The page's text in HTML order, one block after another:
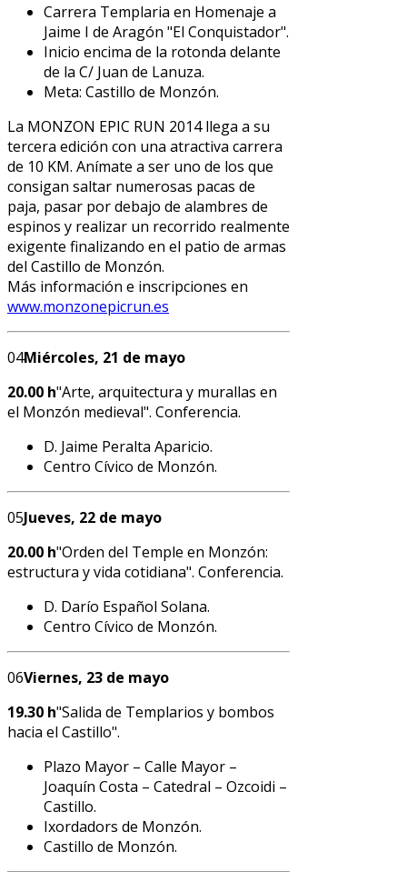
Carrera Templaria en Homenaje a
Jaime I de Aragón "El Conquistador".
Inicio encima de la rotonda delante
de la C/ Juan de Lanuza.
Meta: Castillo de Monzón.
La MONZON EPIC RUN 2014 llega a su
tercera edición con una atractiva carrera
de 10 KM. Anímate a ser uno de los que
consigan saltar numerosas pacas de
paja, pasar por debajo de alambres de
espinos y realizar un recorrido realmente
exigente finalizando en el patio de armas
del Castillo de Monzón.
Más información e inscripciones en
www.monzonepicrun.es
04Miércoles, 21 de mayo
20.00 h"Arte, arquitectura y murallas en
el Monzón medieval". Conferencia.
D. Jaime Peralta Aparicio.
Centro Cívico de Monzón.
05Jueves, 22 de mayo
20.00 h"Orden del Temple en Monzón:
estructura y vida cotidiana". Conferencia.
D. Darío Español Solana.
Centro Cívico de Monzón.
06Viernes, 23 de mayo
19.30 h"Salida de Templarios y bombos
hacia el Castillo".
Plazo Mayor – Calle Mayor –
Joaquín Costa – Catedral – Ozcoidi –
Castillo.
Ixordadors de Monzón.
Castillo de Monzón.